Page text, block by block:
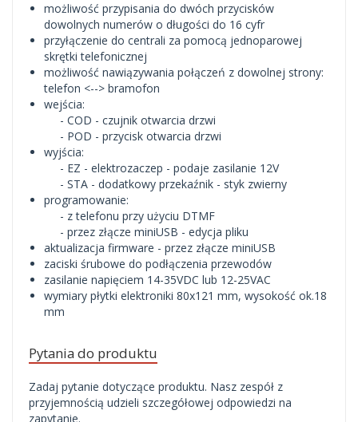
możliwość przypisania do dwóch przycisków
dowolnych numerów o długości do 16 cyfr
przyłączenie do centrali za pomocą jednoparowej
skrętki telefonicznej
możliwość nawiązywania połączeń z dowolnej strony:
telefon <--> bramofon
wejścia:
- COD - czujnik otwarcia drzwi
- POD - przycisk otwarcia drzwi
wyjścia:
- EZ - elektrozaczep - podaje zasilanie 12V
- STA - dodatkowy przekaźnik - styk zwierny
programowanie:
- z telefonu przy użyciu DTMF
- przez złącze miniUSB - edycja pliku
aktualizacja firmware - przez złącze miniUSB
zaciski śrubowe do podłączenia przewodów
zasilanie napięciem 14-35VDC lub 12-25VAC
wymiary płytki elektroniki 80x121 mm, wysokość ok.18
mm
Pytania do produktu
Zadaj pytanie dotyczące produktu. Nasz zespół z
przyjemnością udzieli szczegółowej odpowiedzi na
zapytanie.